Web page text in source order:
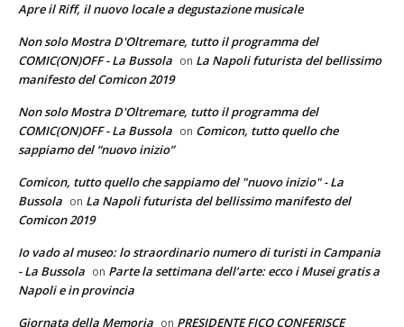
Apre il Riff, il nuovo locale a degustazione musicale
Non solo Mostra D'Oltremare, tutto il programma del
COMIC(ON)OFF - La Bussola on La Napoli futurista del bellissimo
manifesto del Comicon 2019
Non solo Mostra D'Oltremare, tutto il programma del
COMIC(ON)OFF - La Bussola on Comicon, tutto quello che
sappiamo del “nuovo inizio”
Comicon, tutto quello che sappiamo del "nuovo inizio" - La
Bussola on La Napoli futurista del bellissimo manifesto del
Comicon 2019
Io vado al museo: lo straordinario numero di turisti in Campania
- La Bussola on Parte la settimana dell’arte: ecco i Musei gratis a
Napoli e in provincia
Giornata della Memoria on PRESIDENTE FICO CONFERISCE